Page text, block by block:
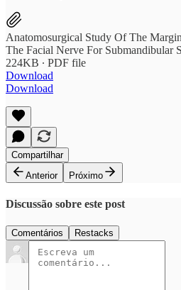
Anatomosurgical Study Of The
The Facial Nerve For Submandibular
224KB ∙ PDF file
Download
Download
Compartilhar
Anterior
Próximo
Discussão sobre este post
Comentários Restacks